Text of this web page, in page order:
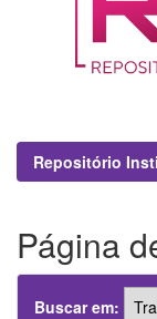
Repositório
Página
Buscar em: